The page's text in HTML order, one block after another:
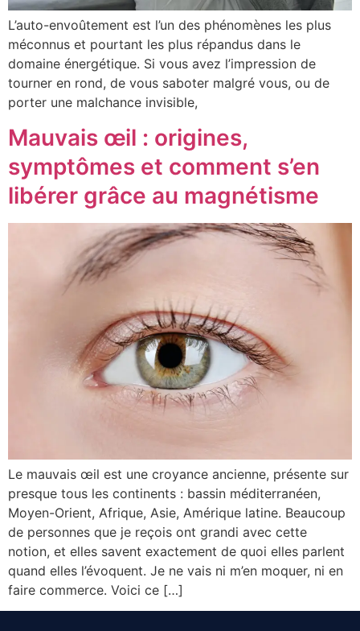
L’auto-envoûtement est l’un des phénomènes les plus
méconnus et pourtant les plus répandus dans le
domaine énergétique. Si vous avez l’impression de
tourner en rond, de vous saboter malgré vous, ou de
porter une malchance invisible,
Mauvais œil : origines,
symptômes et comment s’en
libérer grâce au magnétisme
Le mauvais œil est une croyance ancienne, présente sur
presque tous les continents : bassin méditerranéen,
Moyen-Orient, Afrique, Asie, Amérique latine. Beaucoup
de personnes que je reçois ont grandi avec cette
notion, et elles savent exactement de quoi elles parlent
quand elles l’évoquent. Je ne vais ni m’en moquer, ni en
faire commerce. Voici ce […]